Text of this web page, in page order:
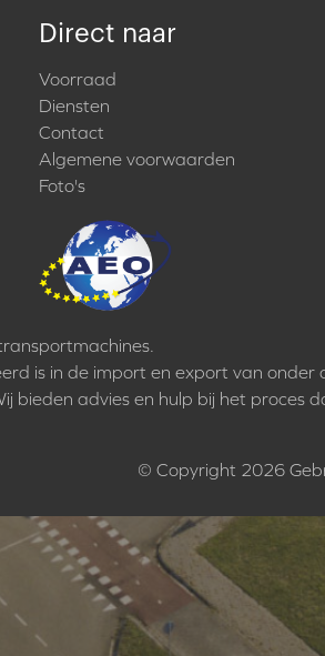
Direct naar
Voorraad
Diensten
Contact
Algemene voorwaarden
Foto's
is in de import en export van
bieden advies en hulp bij het
© Copyright 2026